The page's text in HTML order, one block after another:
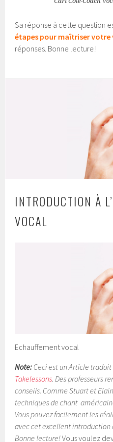
Sa réponse à cette question
étapes pour maîtriser votre
réponses. Bonne lecture!
INTRODUCTION À
VOCAL
Echauffement vocal
Note: Ceci est un Article
Takelessons. Des professeurs
conseils. Comme Stuart et
techniques de chant
Vous pouvez facilement les
avec cet excellent introduction
Bonne lecture!Vous voulez